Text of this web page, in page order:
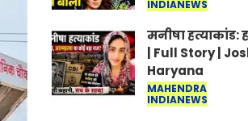
Jantar-Mantar |
CJP protest
INDIANEWS
मनीषा हत्याकांड:
| Full Story |
Haryana
MAHENDRA
INDIANEWS